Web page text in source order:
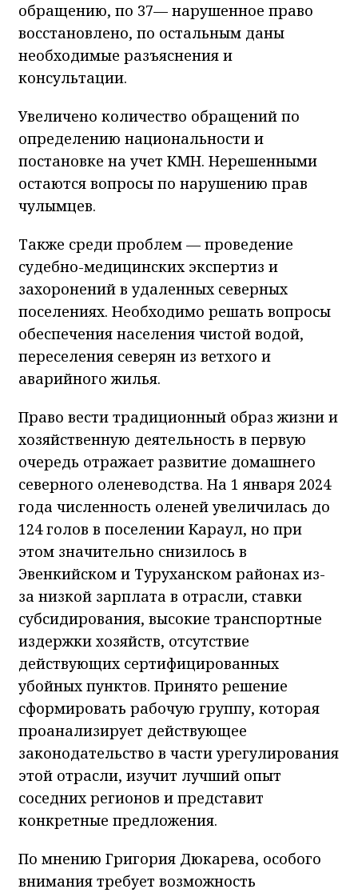
обращению, по 37— нарушенное право
восстановлено, по остальным даны
необходимые разъяснения и
консультации.
Увеличено количество обращений по
определению национальности и
постановке на учет КМН. Нерешенными
остаются вопросы по нарушению прав
чулымцев.
Также среди проблем — проведение
судебно-медицинских экспертиз и
захоронений в удаленных северных
поселениях. Необходимо решать вопросы
обеспечения населения чистой водой,
переселения северян из ветхого и
аварийного жилья.
Право вести традиционный образ жизни и
хозяйственную деятельность в первую
очередь отражает развитие домашнего
северного оленеводства. На 1 января 2024
года численность оленей увеличилась до
124 голов в поселении Караул, но при
этом значительно снизилось в
Эвенкийском и Туруханском районах из-
за низкой зарплата в отрасли, ставки
субсидирования, высокие транспортные
издержки хозяйств, отсутствие
действующих сертифицированных
убойных пунктов. Принято решение
сформировать рабочую группу, которая
проанализирует действующее
законодательство в части урегулирования
этой отрасли, изучит лучший опыт
соседних регионов и представит
конкретные предложения.
По мнению Григория Дюкарева, особого
внимания требует возможность